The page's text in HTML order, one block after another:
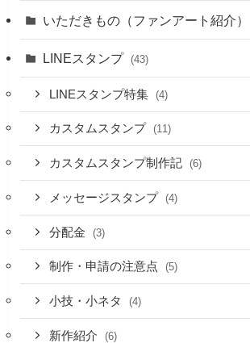
いただきもの（ファンアート紹介）
LINEスタンプ (43)
LINEスタンプ特集 (4)
カスタムスタンプ (11)
カスタムスタンプ制作記 (6)
メッセージスタンプ (4)
分配金 (3)
制作・申請の注意点 (5)
小技・小ネタ (4)
新作紹介 (6)